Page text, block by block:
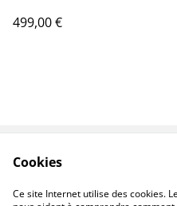
499,00 €
Politique de
confidentialité
Cookies
Ce site Internet utilise des cookies.